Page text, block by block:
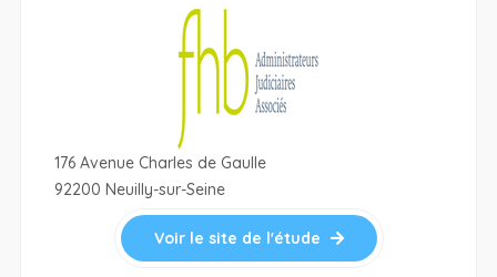
176 Avenue Charles de Gaulle
92200 Neuilly-sur-Seine
Voir le site de l'étude